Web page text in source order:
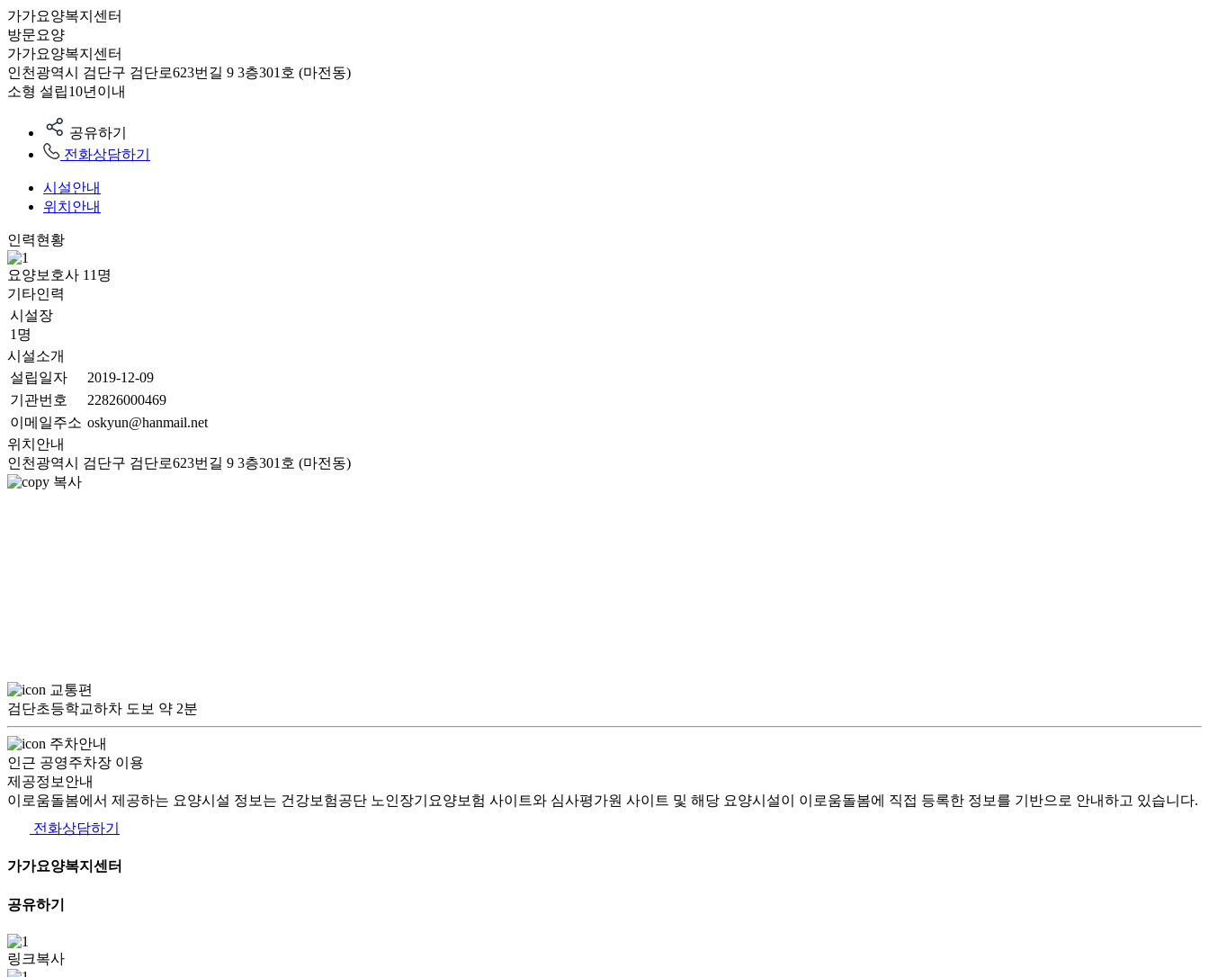
가가요양복지센터
방문요양
가가요양복지센터
인천광역시 검단구 검단로623번길 9 3층301호 (마전동)
소형 설립10년이내
공유하기
전화상담하기
시설안내
위치안내
인력현황
요양보호사 11 명
기타인력
시설장
1명
시설소개
설립일자
2019-12-09
기관번호
22826000469
이메일주소 oskyun@hanmail.net
위치안내
인천광역시 검단구 검단로623번길 9 3층301호 (마전동)
복사
교통편
검단초등학교하차 도보 약 2분
주차안내
인근 공영주차장 이용
제공정보안내
이로움돌봄에서 제공하는 요양시설 정보는 건강보험공단 노인장기요양보험 사이트와 심사평가원 사이트 및 해당 요양시설이 이로움돌봄에 직접 등록한 정보를 기반으로 안내하고 있습니다.
전화상담하기
가가요양복지센터
공유하기
링크복사